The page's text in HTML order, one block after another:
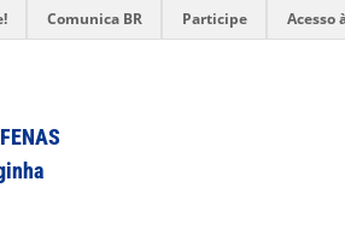
Comunica BR Participe Acesso